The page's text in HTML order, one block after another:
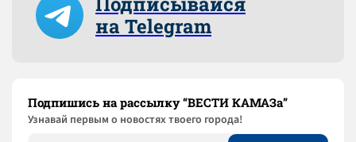
на Telegram
Подпишись на рассылку “ВЕСТИ КАМАЗа”
Узнaвай первым о новостях твоего города!